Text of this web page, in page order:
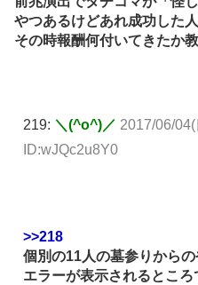
やつあるけどあれ成功した
その時報酬何付いてきたか
219: ＼(^o^)／ 2017/06/
ID:wJQc2u8Y0
>>218
個別の11人の墓参りからの
エラーが表示されるとこ